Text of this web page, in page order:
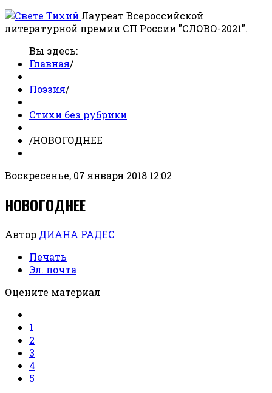
Лауреат Всероссийской
литературной премии СП России "СЛОВО-2021".
Вы здесь:
Главная/
Поэзия/
Стихи без рубрики
/НОВОГОДНЕЕ
Воскресенье, 07 января 2018 12:02
НОВОГОДНЕЕ
Автор ДИАНА РАДЕС
Печать
Эл. почта
Оцените материал
1
2
3
4
5